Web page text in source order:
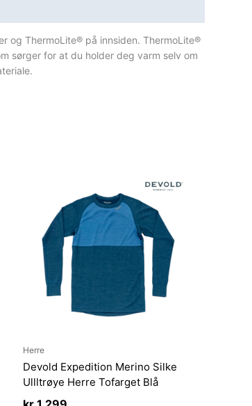
og ThermoLite® på innsiden. ThermoLite®
sørger for at du holder deg varm selv om
Herre
Devold Expedition Merino Silke
Ullltrøye Herre Tofarget Blå